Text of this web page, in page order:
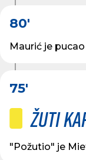
80'
Maurić je
75'
Žuti
"Požutio" je